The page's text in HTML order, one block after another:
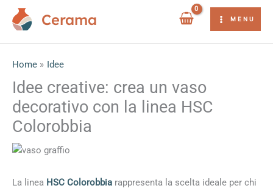
Cerama MENU
Home Idee
Idee creative: crea un vaso
decorativo con la linea HSC
Colorobbia
La linea HSC Colorobbia rappresenta la scelta ideale per chi